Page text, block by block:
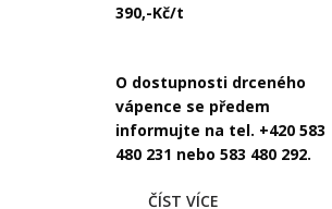
390,-Kč/t
O dostupnosti drceného
vápence se předem
informujte na tel. +420 583
480 231 nebo 583 480 292.
ČÍST VÍCE